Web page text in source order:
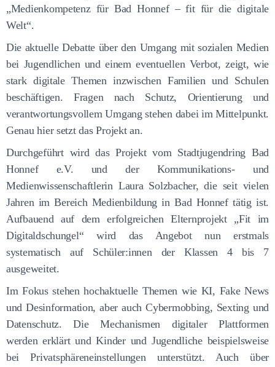
„Medienkompetenz für Bad Honnef – fit für die digitale
Welt“.
Die aktuelle Debatte über den Umgang mit sozialen Medien
bei Jugendlichen und einem eventuellen Verbot, zeigt, wie
stark digitale Themen inzwischen Familien und Schulen
beschäftigen. Fragen nach Schutz, Orientierung und
verantwortungsvollem Umgang stehen dabei im Mittelpunkt.
Genau hier setzt das Projekt an.
Durchgeführt wird das Projekt vom Stadtjugendring Bad
Honnef e.V. und der Kommunikations- und
Medienwissenschaftlerin Laura Solzbacher, die seit vielen
Jahren im Bereich Medienbildung in Bad Honnef tätig ist.
Aufbauend auf dem erfolgreichen Elternprojekt „Fit im
Digitaldschungel“ wird das Angebot nun erstmals
systematisch auf Schüler:innen der Klassen 4 bis 7
ausgeweitet.
Im Fokus stehen hochaktuelle Themen wie KI, Fake News
und Desinformation, aber auch Cybermobbing, Sexting und
Datenschutz. Die Mechanismen digitaler Plattformen
werden erklärt und Kinder und Jugendliche beispielsweise
bei Privatsphäreneinstellungen unterstützt. Auch über